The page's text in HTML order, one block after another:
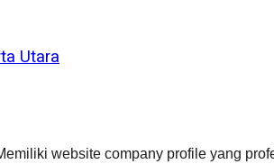
Utara
website company profile yang